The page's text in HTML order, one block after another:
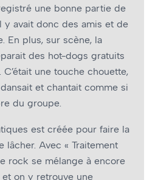
une bonne partie de
y avait donc des amis et de
En plus, sur scène, la
des hot-dogs gratuits
une touche chouette,
et chantait comme si
du groupe.
est créée pour faire la
lâcher. Avec « Traitement
rock se mélange à encore
on y retrouve une